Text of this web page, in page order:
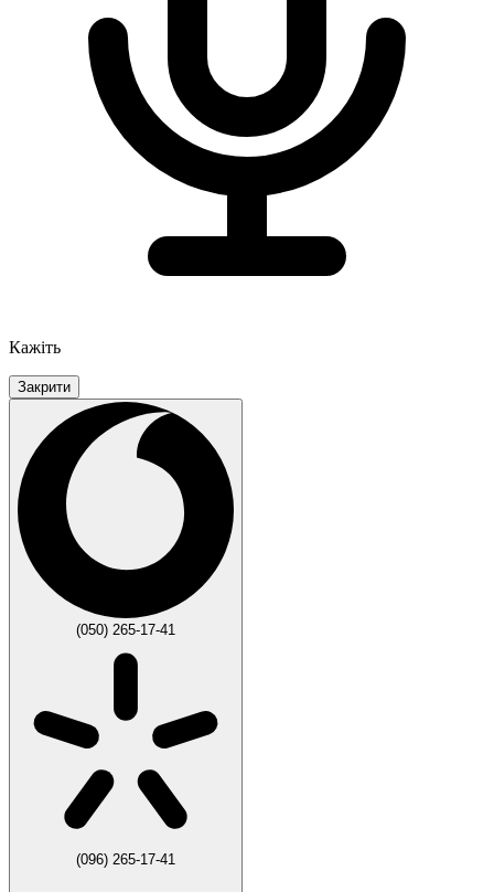
Кажіть
Закрити
(050) 265-17-41
(096) 265-17-41